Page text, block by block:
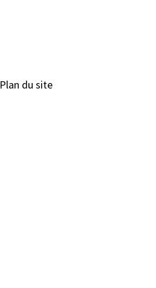
Plan du site